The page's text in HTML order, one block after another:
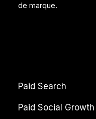
de marque.
Paid Search
Paid Social Growth